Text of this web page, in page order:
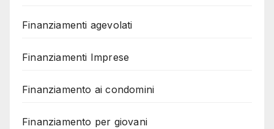
Finanziamenti agevolati
Finanziamenti Imprese
Finanziamento ai condomini
Finanziamento per giovani